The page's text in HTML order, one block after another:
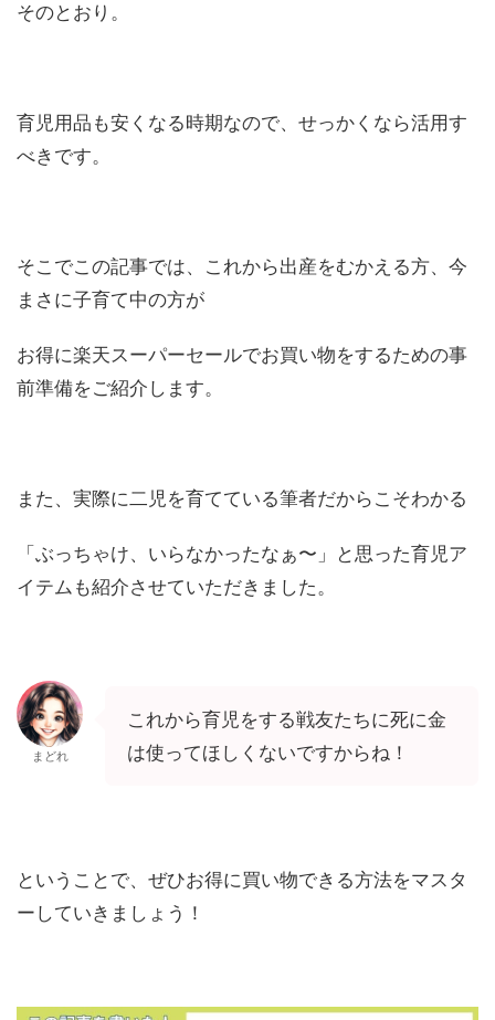
そのとおり。
育児用品も安くなる時期なので、せっかくなら活用す
べきです。
そこでこの記事では、これから出産をむかえる方、今
まさに子育て中の方が
お得に楽天スーパーセールでお買い物をするための事
前準備をご紹介します。
また、実際に二児を育てている筆者だからこそわかる
「ぶっちゃけ、いらなかったなぁ〜」と思った育児ア
イテムも紹介させていただきました。
まどれ
これから育児をする戦友たちに死に金
は使ってほしくないですからね！
ということで、ぜひお得に買い物できる方法をマスタ
ーしていきましょう！